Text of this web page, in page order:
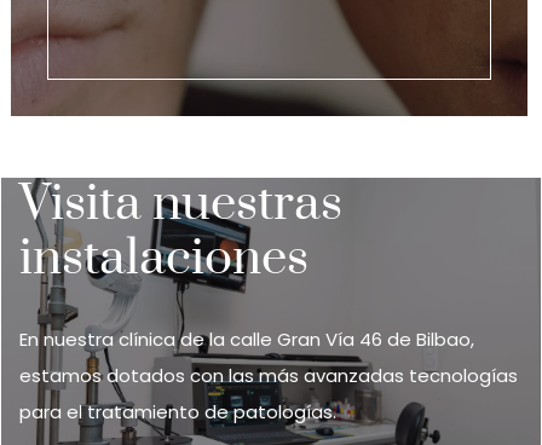
Visita nuestras
instalaciones
En nuestra clínica de la calle Gran Vía 46 de Bilbao,
estamos dotados con las más avanzadas tecnologías
para el tratamiento de patologías.